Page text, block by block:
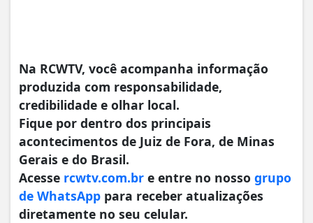
Na RCWTV, você acompanha informação
produzida com responsabilidade,
credibilidade e olhar local.
Fique por dentro dos principais
acontecimentos de Juiz de Fora, de Minas
Gerais e do Brasil.
Acesse rcwtv.com.br e entre no nosso grupo
de WhatsApp para receber atualizações
diretamente no seu celular.